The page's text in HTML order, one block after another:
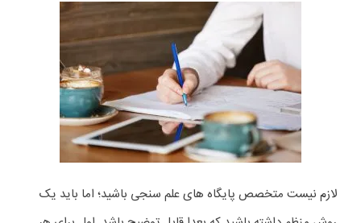
لازم نیست متخصص پایگاه های علم سنجی باشید؛ اما باید یک